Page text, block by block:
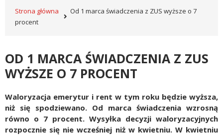
Strona główna
Od 1 marca świadczenia z ZUS wyższe o 7
procent
OD 1 MARCA ŚWIADCZENIA Z ZUS
WYŻSZE O 7 PROCENT
Waloryzacja emerytur i rent w tym roku będzie wyższa,
niż się spodziewano. Od marca świadczenia wzrosną
równo o 7 procent. Wysyłka decyzji waloryzacyjnych
rozpocznie się nie wcześniej niż w kwietniu. W kwietniu